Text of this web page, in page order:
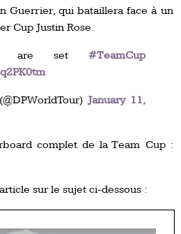
Guerrier, qui bataillera face à un
Cup Justin Rose.
are set #TeamCup
January 11,
complet de la Team Cup :
sur le sujet ci-dessous :